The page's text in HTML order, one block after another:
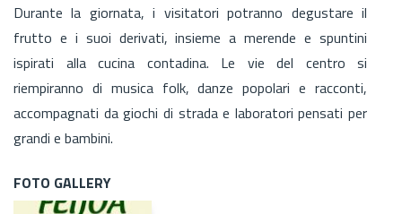
Durante la giornata, i visitatori potranno degustare il
frutto e i suoi derivati, insieme a merende e spuntini
ispirati alla cucina contadina. Le vie del centro si
riempiranno di musica folk, danze popolari e racconti,
accompagnati da giochi di strada e laboratori pensati per
grandi e bambini.
FOTO GALLERY